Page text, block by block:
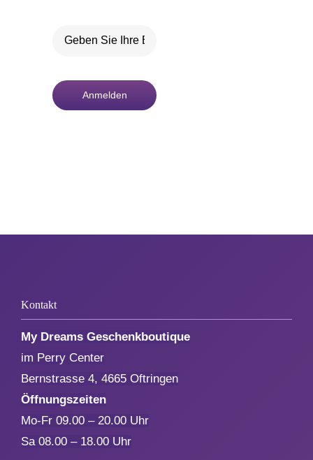
Anmelden
Kontakt
My Dreams Geschenkboutique
im Perry Center
Bernstrasse 4, 4665 Oftringen
Öffnungszeiten
Mo-Fr 09.00 – 20.00 Uhr
Sa 08.00 – 18.00 Uhr